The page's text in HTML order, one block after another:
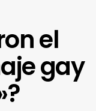
el
gay